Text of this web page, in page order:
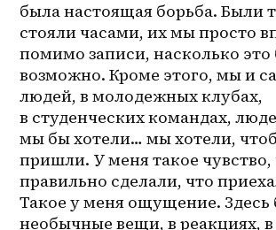
была настоящая борьба. Были
стояли часами, их мы просто
помимо записи, насколько
возможно. Кроме этого, мы и
людей, в молодежных клубах,
в студенческих командах,
мы бы хотели… мы хотели,
пришли. У меня такое
правильно сделали, что
Такое у меня ощущение.
необычные вещи, в реакциях, в